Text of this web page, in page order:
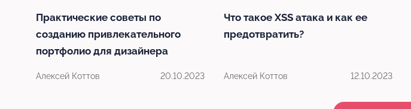
Практические советы по
созданию привлекательного
портфолио для дизайнера
Алексей Коттов 20.10.2023
Что такое XSS атака и как ее
предотвратить?
Алексей Коттов 12.10.2023